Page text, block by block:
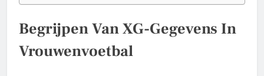
Begrijpen Van XG-Gegevens In
Vrouwenvoetbal